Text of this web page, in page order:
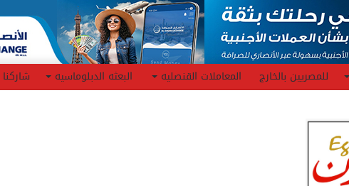
للمصريين بالخارج المعاملات القنصليه البعثه الدبلوماسيه شاركنا